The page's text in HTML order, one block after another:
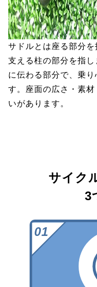
サドルとは座る部分
支える柱の部分を指
に伝わる部分で、乗
す。座面の広さ・素
いがあります。
サイク
3